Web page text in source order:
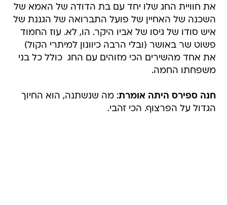
את חוויית החג שלו יחד עם בת הדודה של האמא של
השכנה של האחיין של פועל התברואה של הגננת של
איש סודו של גיסו של אביו היקר. הו, לא. עוז החמוד
פשוט שר באושר (ובלי הרבה כיוונון למיתרי הקול)
את אחד מהשירים הכי מזוהים עם החג  כולל כל בני
משפחתו החמה.
חנה ספירס היתה אומרת: מה שנשתנה, הוא החיוך
הגדול על הפרצוף. הכי זהבי.